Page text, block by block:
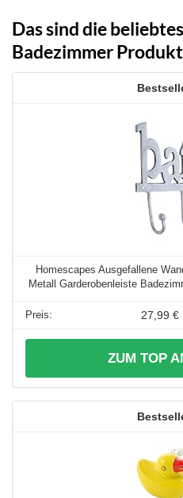
Das sind die
Badezimmer
Homescapes Ausgefallene
Metall Garderobenleiste
27,99 €
ZUM TOP